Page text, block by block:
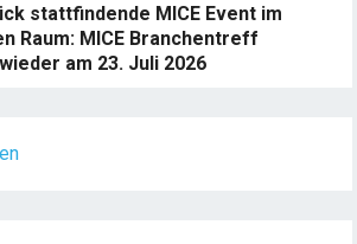
stattfindende MICE Event im
Raum: MICE Branchentreff
am 23. Juli 2026